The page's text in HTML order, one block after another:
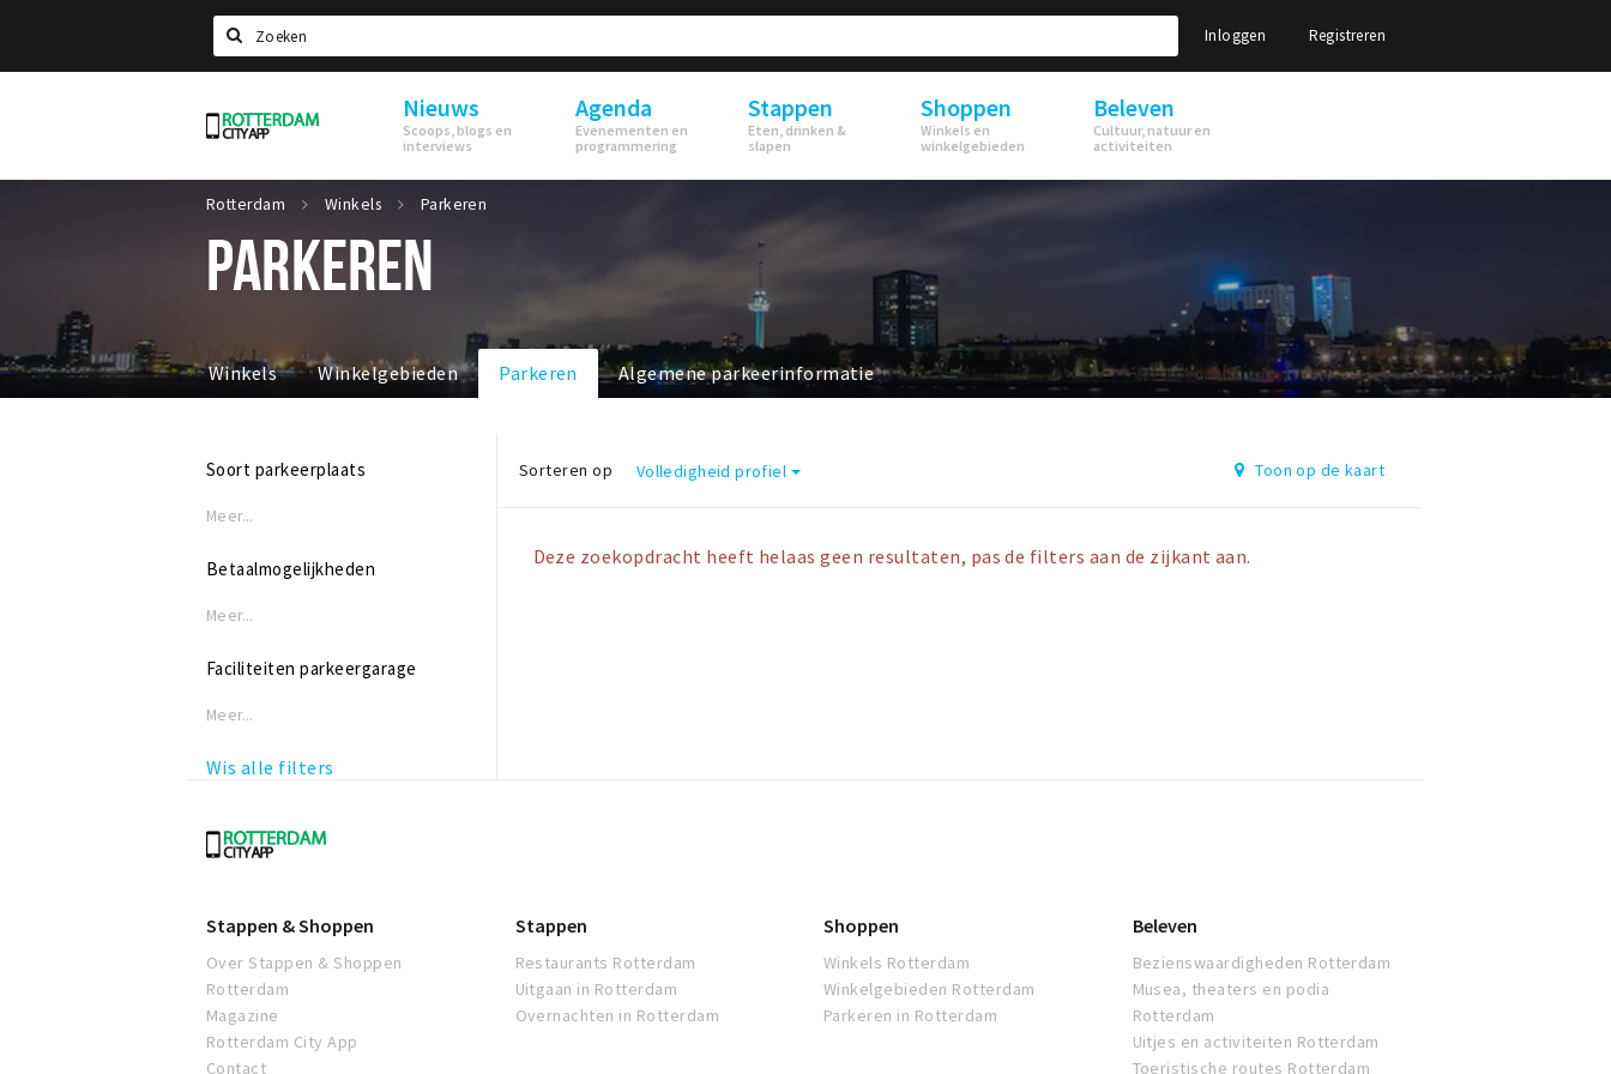
Zoeken
Inloggen Registreren
Rotterdam Nieuws
Scoops, blogs en
interviews
Agenda
Evenementen en
programmering
Stappen
Eten, drinken &
slapen
Shoppen
Winkels en
winkelgebieden
Beleven
Cultuur, natuur en
activiteiten
Rotterdam Winkels Parkeren
PARKEREN
Winkels Winkelgebieden Parkeren Algemene parkeerinformatie
Soort parkeerplaats
Meer...
Betaalmogelijkheden
Meer...
Faciliteiten parkeergarage
Meer...
Wis alle filters
Sorteren op Volledigheid profiel Toon op de kaart
Deze zoekopdracht heeft helaas geen resultaten, pas de filters aan de zijkant aan.
Rotterdam
Stappen & Shoppen
Over Stappen & Shoppen
Rotterdam
Magazine
Rotterdam City App
Contact
Stappen
Restaurants Rotterdam
Uitgaan in Rotterdam
Overnachten in Rotterdam
Shoppen
Winkels Rotterdam
Winkelgebieden Rotterdam
Parkeren in Rotterdam
Beleven
Bezienswaardigheden Rotterdam
Musea, theaters en podia
Rotterdam
Uitjes en activiteiten Rotterdam
Toeristische routes Rotterdam